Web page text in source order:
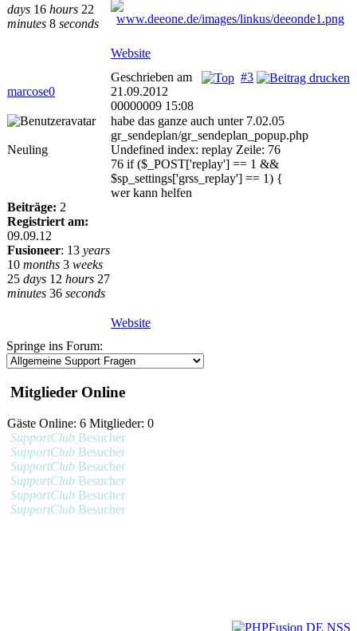
days 16 hours 22
minutes 8 seconds
Website
marcose0
#3
Geschrieben am
21.09.2012
00000009 15:08
Neuling
Beiträge: 2
Registriert am:
09.09.12
Fusioneer: 13 years
10 months 3 weeks
25 days 12 hours 27
minutes 36 seconds
habe das ganze auch unter 7.02.05
gr_sendeplan/gr_sendeplan_popup.php
Undefined index: replay Zeile: 76
76 if ($_POST['replay'] == 1 &&
$sp_settings['grss_replay'] == 1) {
wer kann helfen
Website
Springe ins Forum:
Mitglieder Online
Gäste Online: 6 Mitglieder: 0
SupportClub Besucher
SupportClub Besucher
SupportClub Besucher
SupportClub Besucher
SupportClub Besucher
SupportClub Besucher